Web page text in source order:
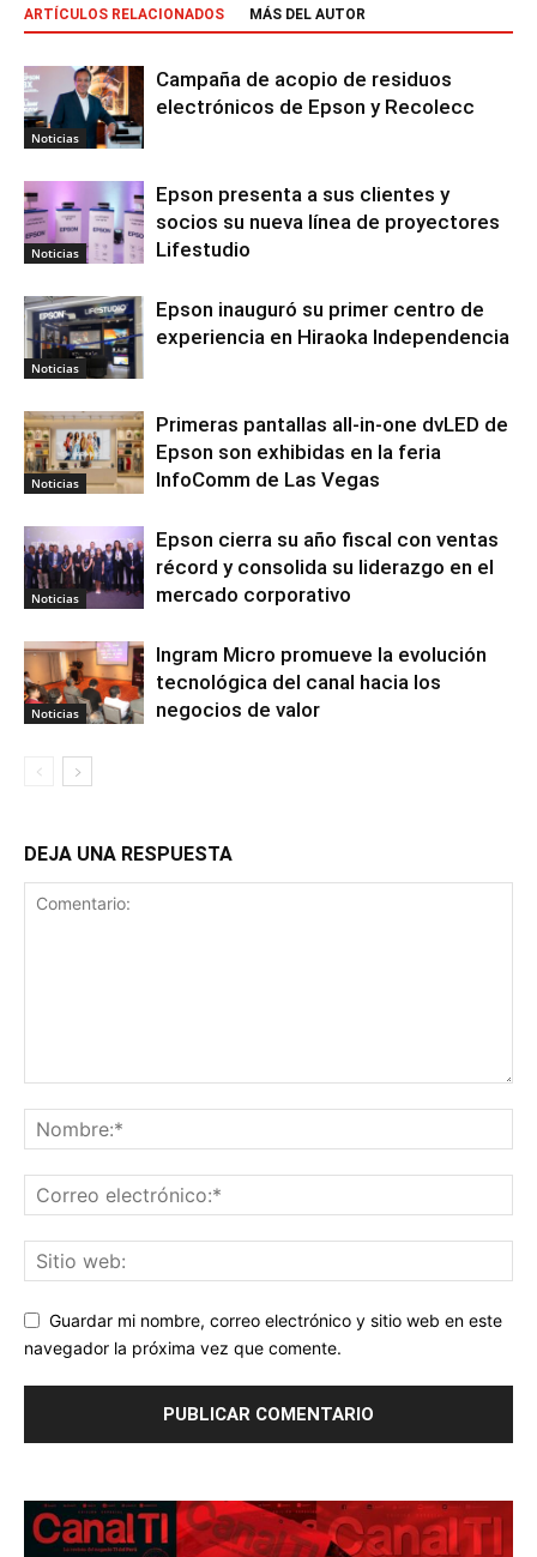
ARTÍCULOS RELACIONADOS MÁS DEL AUTOR
Noticias
Campaña de acopio de residuos
electrónicos de Epson y Recolecc
Noticias
Epson presenta a sus clientes y
socios su nueva línea de proyectores
Lifestudio
Noticias
Epson inauguró su primer centro de
experiencia en Hiraoka Independencia
Noticias
Primeras pantallas all-in-one dvLED de
Epson son exhibidas en la feria
InfoComm de Las Vegas
Noticias
Epson cierra su año fiscal con ventas
récord y consolida su liderazgo en el
mercado corporativo
Noticias
Ingram Micro promueve la evolución
tecnológica del canal hacia los
negocios de valor
DEJA UNA RESPUESTA
Guardar mi nombre, correo electrónico y sitio web en este
navegador la próxima vez que comente.